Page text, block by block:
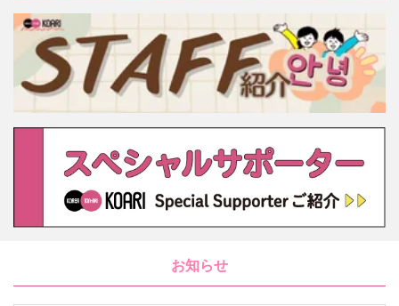
お知らせ